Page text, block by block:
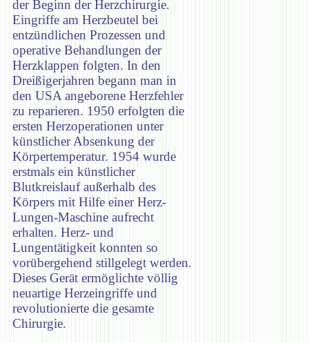
der Beginn der Herzchirurgie.
Eingriffe am Herzbeutel bei
entzündlichen Prozessen und
operative Behandlungen der
Herzklappen folgten. In den
Dreißigerjahren begann man in
den USA angeborene Herzfehler
zu reparieren. 1950 erfolgten die
ersten Herzoperationen unter
künstlicher Absenkung der
Körpertemperatur. 1954 wurde
erstmals ein künstlicher
Blutkreislauf außerhalb des
Körpers mit Hilfe einer Herz-
Lungen-Maschine aufrecht
erhalten. Herz- und
Lungentätigkeit konnten so
vorübergehend stillgelegt werden.
Dieses Gerät ermöglichte völlig
neuartige Herzeingriffe und
revolutionierte die gesamte
Chirurgie.